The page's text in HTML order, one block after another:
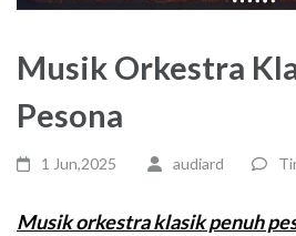
Musik Orkestra
Pesona
1 Jun,2025 audiard
Musik orkestra klasik penuh